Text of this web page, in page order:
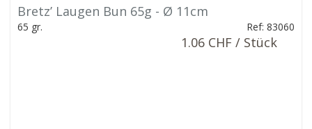
Bretz’ Laugen Bun 65g - Ø 11cm
65 gr. Ref: 83060
1.06 CHF / Stück